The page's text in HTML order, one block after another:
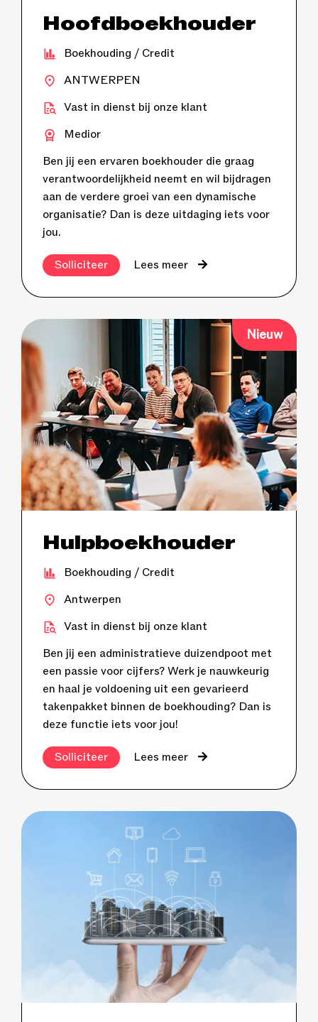
Hoofdboekhouder
Boekhouding / Credit
ANTWERPEN
Vast in dienst bij onze klant
Medior
Ben jij een ervaren boekhouder die graag
verantwoordelijkheid neemt en wil bijdragen
aan de verdere groei van een dynamische
organisatie? Dan is deze uitdaging iets voor
jou.
Solliciteer Lees meer
Nieuw
Hulpboekhouder
Boekhouding / Credit
Antwerpen
Vast in dienst bij onze klant
Ben jij een administratieve duizendpoot met
een passie voor cijfers? Werk je nauwkeurig
en haal je voldoening uit een gevarieerd
takenpakket binnen de boekhouding? Dan is
deze functie iets voor jou!
Solliciteer Lees meer